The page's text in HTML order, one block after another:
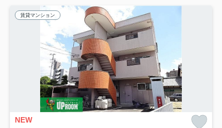
賃貸マンション
NEW